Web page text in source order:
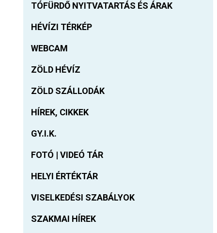
TÓFÜRDŐ NYITVATARTÁS ÉS ÁRAK
HÉVÍZI TÉRKÉP
WEBCAM
ZÖLD HÉVÍZ
ZÖLD SZÁLLODÁK
HÍREK, CIKKEK
GY.I.K.
FOTÓ | VIDEÓ TÁR
HELYI ÉRTÉKTÁR
VISELKEDÉSI SZABÁLYOK
SZAKMAI HÍREK